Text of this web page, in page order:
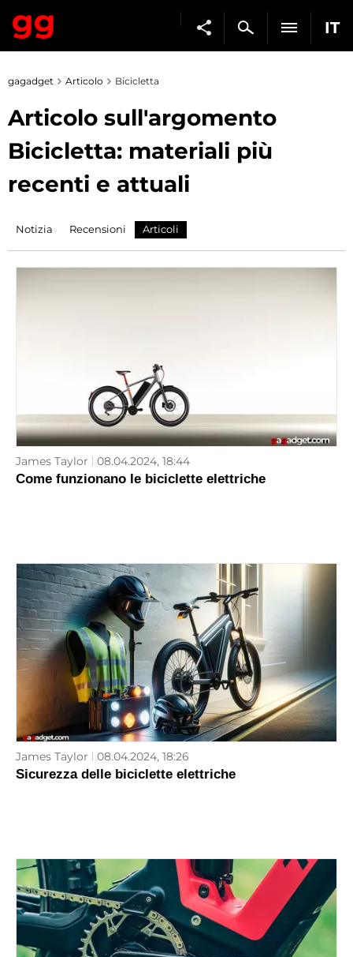
IT
gagadget Articolo Bicicletta
Articolo sull'argomento
Bicicletta: materiali più
recenti e attuali
Notizia Recensioni Articoli
James Taylor 08.04.2024, 18:44
Come funzionano le biciclette elettriche
James Taylor 08.04.2024, 18:26
Sicurezza delle biciclette elettriche